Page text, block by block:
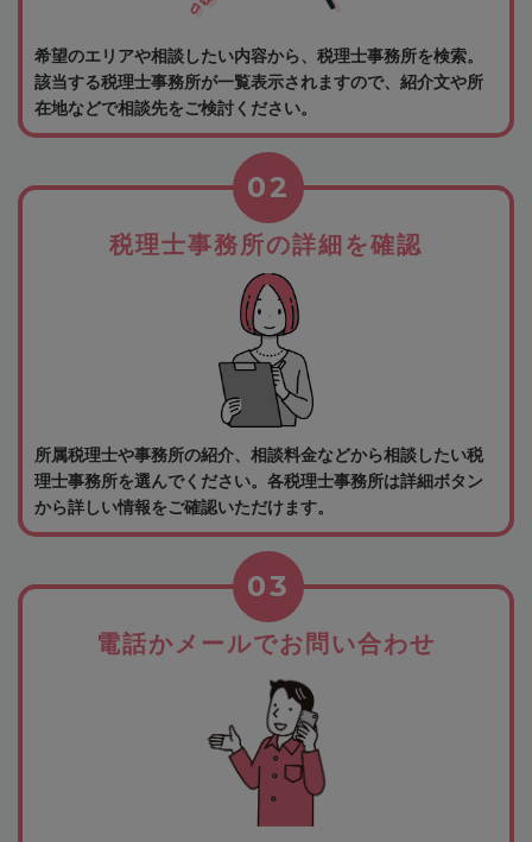
希望のエリアや相談したい内容から、税理士事務所を検索。
該当する税理士事務所が一覧表示されますので、紹介文や所
在地などで相談先をご検討ください。
税理士事務所の詳細を確認
02
所属税理士や事務所の紹介、相談料金などから相談したい税
理士事務所を選んでください。各税理士事務所は詳細ボタン
から詳しい情報をご確認いただけます。
電話かメールでお問い合わせ
03